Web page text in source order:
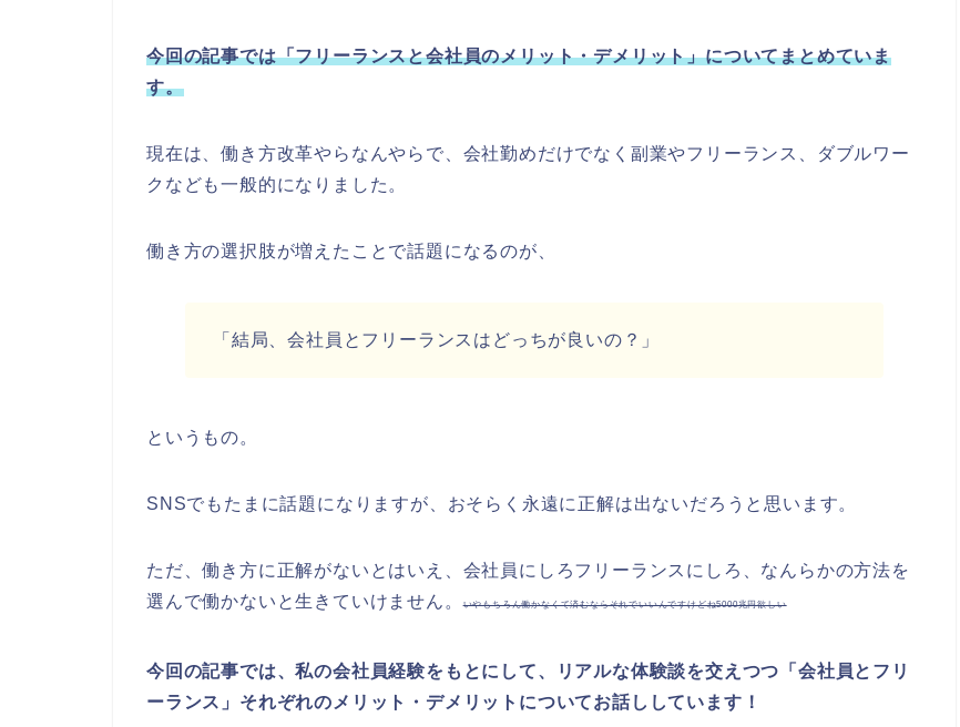
今回の記事では「フリーランスと会社員のメリット・デメリット」についてまとめていま
す。
現在は、働き方改革やらなんやらで、会社勤めだけでなく副業やフリーランス、ダブルワー
クなども一般的になりました。
働き方の選択肢が増えたことで話題になるのが、
「結局、会社員とフリーランスはどっちが良いの？」
というもの。
SNSでもたまに話題になりますが、おそらく永遠に正解は出ないだろうと思います。
ただ、働き方に正解がないとはいえ、会社員にしろフリーランスにしろ、なんらかの方法を
選んで働かないと生きていけません。いやもちろん働かなくて済むならそれでいいんですけどね5000兆円欲しい
今回の記事では、私の会社員経験をもとにして、リアルな体験談を交えつつ「会社員とフリ
ーランス」それぞれのメリット・デメリットについてお話ししています！